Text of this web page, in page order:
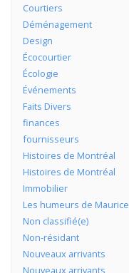
Courtiers
Déménagement
Design
Écocourtier
Écologie
Événements
Faits Divers
finances
fournisseurs
Histoires de Montréal
Histoires de Montréal
Immobilier
Les humeurs de Maurice
Non classifié(e)
Non-résidant
Nouveaux arrivants
Nouveaux arrivants